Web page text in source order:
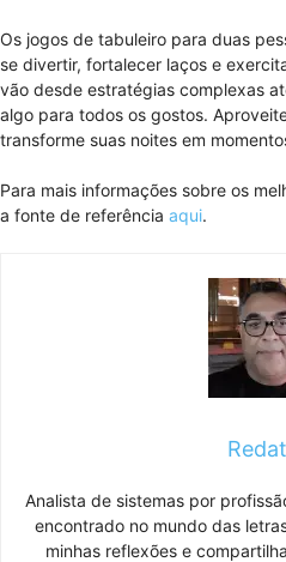
Os jogos de tabuleiro para duas
se divertir, fortalecer laços e
vão desde estratégias complexas
algo para todos os gostos.
transforme suas noites em
Para mais informações sobre os
a fonte de referência aqui.
Analista de sistemas por
encontrado no mundo das
minhas reflexões e